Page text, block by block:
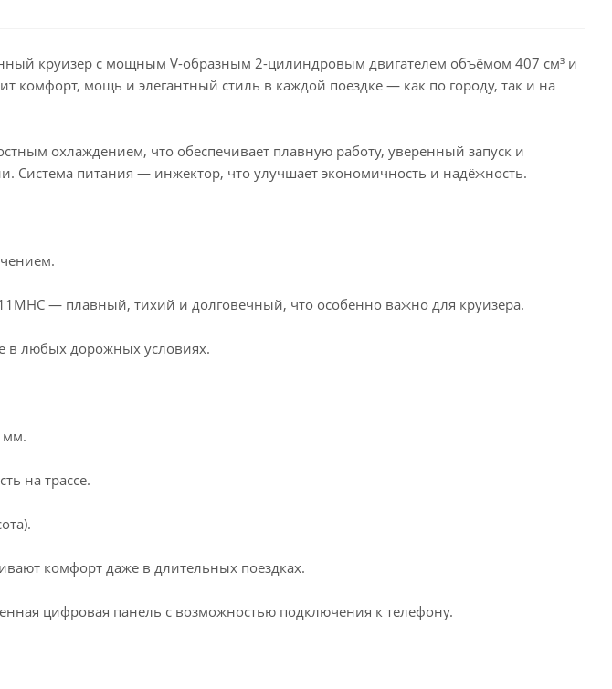
круизер с мощным V-образным 2-цилиндровым двигателем объёмом 407 см³ и
комфорт, мощь и элегантный стиль в каждой поездке — как по городу, так и на
охлаждением, что обеспечивает плавную работу, уверенный запуск и
Система питания — инжектор, что улучшает экономичность и надёжность.
— плавный, тихий и долговечный, что особенно важно для круизера.
в любых дорожных условиях.
мм.
на трассе.
комфорт даже в длительных поездках.
цифровая панель с возможностью подключения к телефону.